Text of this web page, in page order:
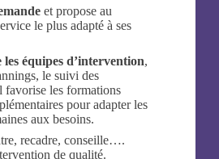
et propose au
le plus adapté à ses
les équipes d’intervention,
le suivi des
favorise les formations
pour adapter les
aux besoins.
recadre, conseille….
de qualité.